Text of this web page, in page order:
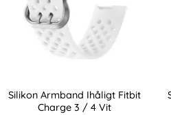
Silikon Armband Ihåligt Fitbit
Charge 3 / 4 Vit